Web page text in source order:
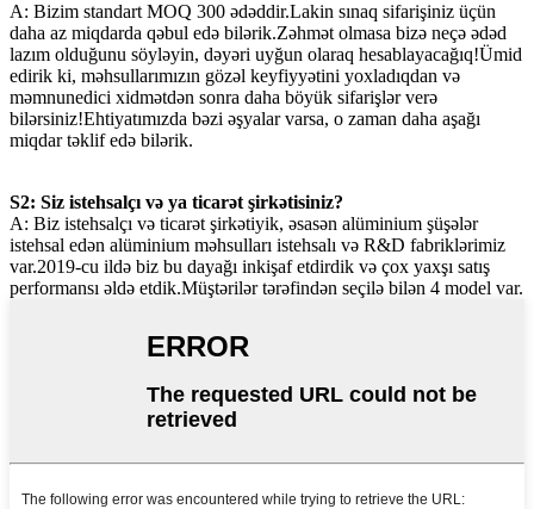
A: Bizim standart MOQ 300 ədəddir.Lakin sınaq sifarişiniz üçün
daha az miqdarda qəbul edə bilərik.Zəhmət olmasa bizə neçə ədəd
lazım olduğunu söyləyin, dəyəri uyğun olaraq hesablayacağıq!Ümid
edirik ki, məhsullarımızın gözəl keyfiyyətini yoxladıqdan və
məmnunedici xidmətdən sonra daha böyük sifarişlər verə
bilərsiniz!Ehtiyatımızda bəzi əşyalar varsa, o zaman daha aşağı
miqdar təklif edə bilərik.
S2: Siz istehsalçı və ya ticarət şirkətisiniz?
A: Biz istehsalçı və ticarət şirkətiyik, əsasən alüminium şüşələr
istehsal edən alüminium məhsulları istehsalı və R&D fabriklərimiz
var.2019-cu ildə biz bu dayağı inkişaf etdirdik və çox yaxşı satış
performansı əldə etdik.Müştərilər tərəfindən seçilə bilən 4 model var.